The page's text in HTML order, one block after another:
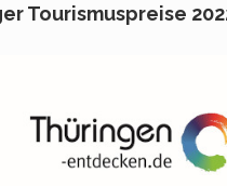
Tourismuspreise